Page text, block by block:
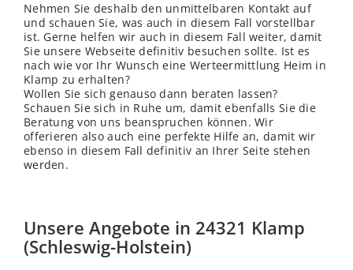
Nehmen Sie deshalb den unmittelbaren Kontakt auf
und schauen Sie, was auch in diesem Fall vorstellbar
ist. Gerne helfen wir auch in diesem Fall weiter, damit
Sie unsere Webseite definitiv besuchen sollte. Ist es
nach wie vor Ihr Wunsch eine Werteermittlung Heim in
Klamp zu erhalten?
Wollen Sie sich genauso dann beraten lassen?
Schauen Sie sich in Ruhe um, damit ebenfalls Sie die
Beratung von uns beanspruchen können. Wir
offerieren also auch eine perfekte Hilfe an, damit wir
ebenso in diesem Fall definitiv an Ihrer Seite stehen
werden.
Unsere Angebote in 24321 Klamp
(Schleswig-Holstein)